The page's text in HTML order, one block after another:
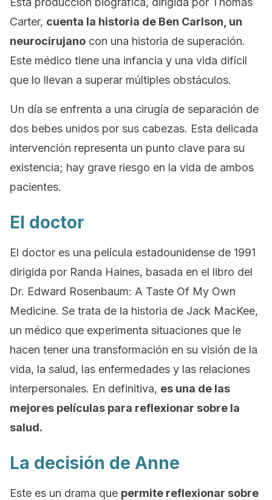
Carter, cuenta la historia de Ben Carlson, un
neurocirujano con una historia de superación.
Este médico tiene una infancia y una vida difícil
que lo llevan a superar múltiples obstáculos.
Un día se enfrenta a una cirugía de separación de
dos bebes unidos por sus cabezas. Esta delicada
intervención representa un punto clave para su
existencia; hay grave riesgo en la vida de ambos
pacientes.
El doctor
El doctor es una película estadounidense de 1991
dirigida por Randa Haines, basada en el libro del
Dr. Edward Rosenbaum: A Taste Of My Own
Medicine. Se trata de la historia de Jack MacKee,
un médico que experimenta situaciones que le
hacen tener una transformación en su visión de la
vida, la salud, las enfermedades y las relaciones
interpersonales. En definitiva, es una de las
mejores películas para reflexionar sobre la
salud.
La decisión de Anne
Este es un drama que permite reflexionar sobre